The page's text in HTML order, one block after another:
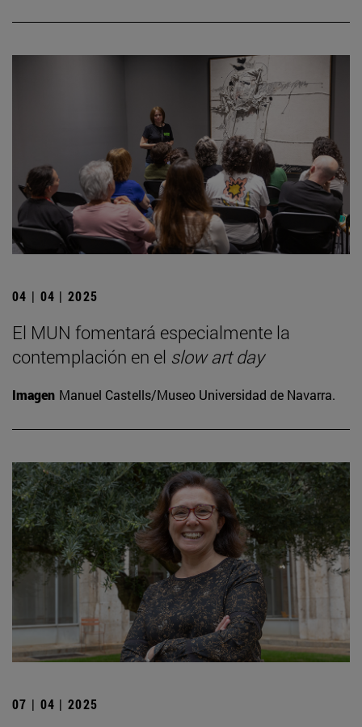
04 | 04 | 2025
El MUN fomentará especialmente la
contemplación en el slow art day
Imagen Manuel Castells/Museo Universidad de Navarra.
07 | 04 | 2025